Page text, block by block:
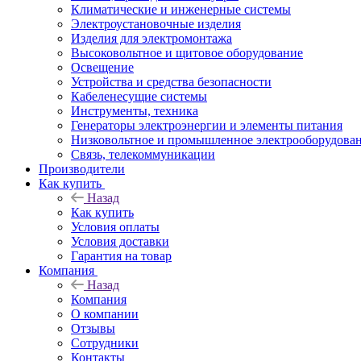
Климатические и инженерные системы
Электроустановочные изделия
Изделия для электромонтажа
Высоковольтное и щитовое оборудование
Освещение
Устройства и средства безопасности
Кабеленесущие системы
Инструменты, техника
Генераторы электроэнергии и элементы питания
Низковольтное и промышленное
Связь, телекоммуникации
Производители
Как купить
Назад
Как купить
Условия оплаты
Условия доставки
Гарантия на товар
Компания
Назад
Компания
О компании
Отзывы
Сотрудники
Контакты